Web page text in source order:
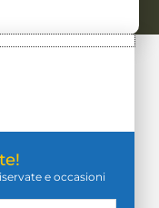
e occasioni